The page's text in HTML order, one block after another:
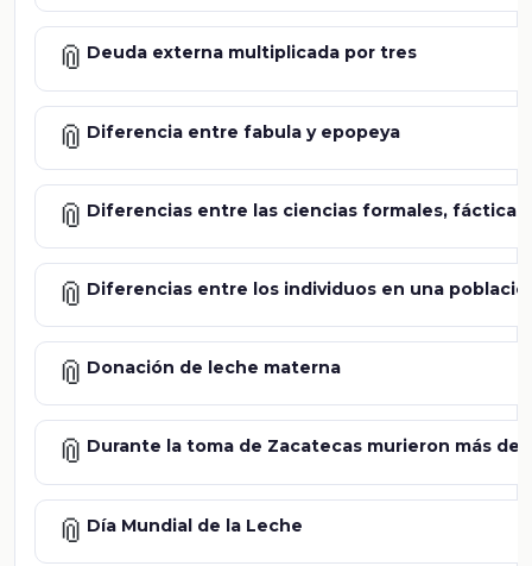
📎 Deuda externa multiplicada por tres
📎 Diferencia entre fabula y epopeya
📎 Diferencias entre las ciencias formales, fácticas
📎 Diferencias entre los individuos en una
📎 Donación de leche materna
📎 Durante la toma de Zacatecas murieron más de
📎 Día Mundial de la Leche